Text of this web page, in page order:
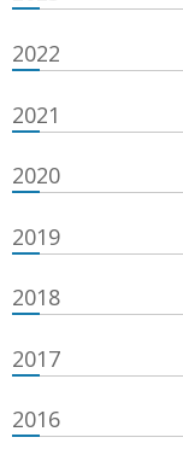
2022
2021
2020
2019
2018
2017
2016